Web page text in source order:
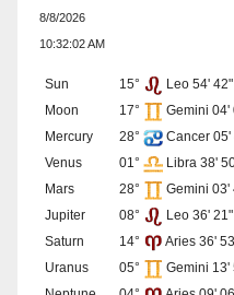
8/8/2026
10:32:02 AM
Sun 15°
Leo 54' 42"
Moon
17°
Gemini 04'
Mercury
28°
Cancer 05'
Venus
01°
Libra 38'
Mars
28°
Gemini 03'
Jupiter
08°
Leo 36' 21"
Saturn
14°
Aries 36'
Uranus
05°
Gemini 13'